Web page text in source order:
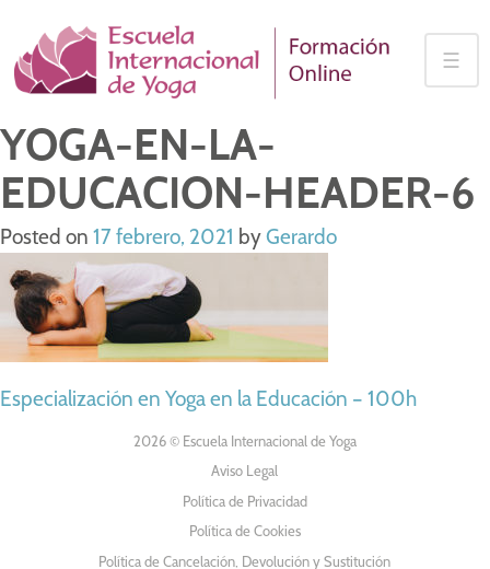
content
☰
YOGA-EN-LA-
EDUCACION-HEADER-6
Posted on 17 febrero, 2021 byGerardo
NAVEGACIÓN
ENTRADAS
Especialización en Yoga en la Educación – 100h
2026 © Escuela Internacional de Yoga
Aviso Legal
Política de Privacidad
Política de Cookies
Política de Cancelación, Devolución y Sustitución